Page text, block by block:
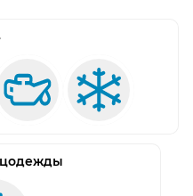
помощи ручки как